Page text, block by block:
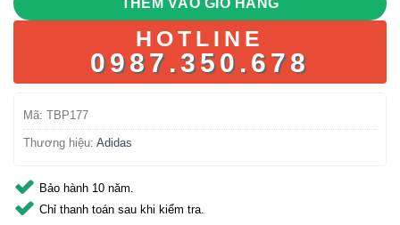
THÊM VÀO GIỎ HÀNG
HOTLINE
0987.350.678
Mã: TBP177
Thương hiệu: Adidas
Bảo hành 10 năm.
Chỉ thanh toán sau khi kiểm tra.